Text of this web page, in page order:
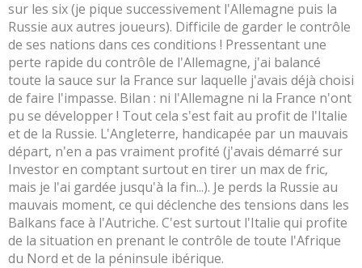
sur les six (je pique successivement l'Allemagne puis la
Russie aux autres joueurs). Difficile de garder le contrôle
de ses nations dans ces conditions ! Pressentant une
perte rapide du contrôle de l'Allemagne, j'ai balancé
toute la sauce sur la France sur laquelle j'avais déjà choisi
de faire l'impasse. Bilan : ni l'Allemagne ni la France n'ont
pu se développer ! Tout cela s'est fait au profit de l'Italie
et de la Russie. L'Angleterre, handicapée par un mauvais
départ, n'en a pas vraiment profité (j'avais démarré sur
Investor en comptant surtout en tirer un max de fric,
mais je l'ai gardée jusqu'à la fin...). Je perds la Russie au
mauvais moment, ce qui déclenche des tensions dans les
Balkans face à l'Autriche. C'est surtout l'Italie qui profite
de la situation en prenant le contrôle de toute l'Afrique
du Nord et de la péninsule ibérique.